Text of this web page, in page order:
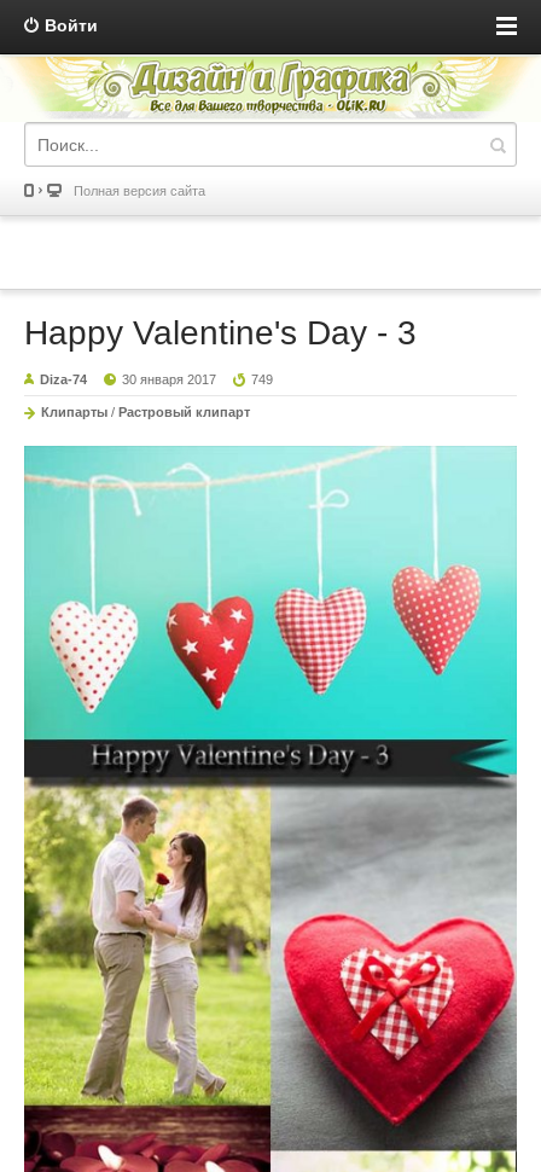
Войти
Полная версия сайта
Happy Valentine's Day - 3
Diza-74 30 января 2017 749
Клипарты / Растровый клипарт